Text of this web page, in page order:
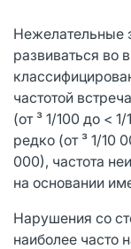
Нежелательные
развиваться во
частотой
(от ³ 1/100 до <
редко (от ³ 1/10
000), частота
на основании
Нарушения со
наиболее часто